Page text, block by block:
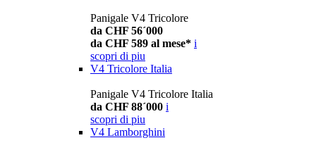
Panigale V4 Tricolore
da CHF 56´000
da CHF 589 al mese* i
scopri di piu
V4 Tricolore Italia
Panigale V4 Tricolore Italia
da CHF 88´000 i
scopri di piu
V4 Lamborghini